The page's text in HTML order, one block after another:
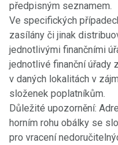
předpisným seznamem.
Ve specifických
zasílány či jinak
jednotlivými finančními
jednotlivé finanční úřady
v daných lokalitách v
složenek poplatníkům.
Důležité upozornění:
horním rohu obálky se
pro vracení